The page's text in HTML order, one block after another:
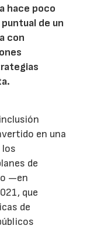
hace poco
de un
con
en una
los
de
—en
que
de